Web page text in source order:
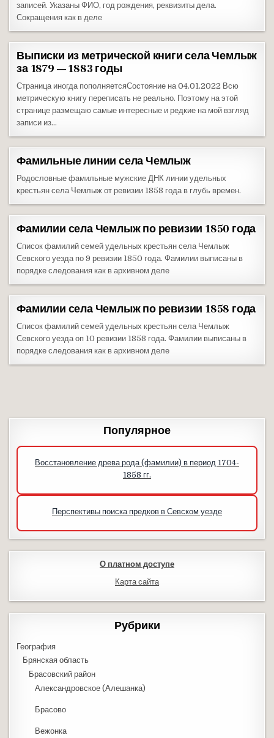
записей. Указаны ФИО, год рождения, реквизиты дела.
Сокращения как в деле
Выписки из метрической книги села Чемлыж
за 1879 — 1883 годы
Страница иногда пополняетсяСостояние на 04.01.2022 Всю
метрическую книгу переписать не реально. Поэтому на этой
странице размещаю самые интересные и редкие на мой взгляд
записи из…
Фамильные линии села Чемлыж
Родословные фамильные мужские ДНК линии удельных
крестьян села Чемлыж от ревизии 1858 года в глубь времен.
Фамилии села Чемлыж по ревизии 1850 года
Список фамилий семей удельных крестьян села Чемлыж
Севского уезда по 9 ревизии 1850 года. Фамилии выписаны в
порядке следования как в архивном деле
Фамилии села Чемлыж по ревизии 1858 года
Список фамилий семей удельных крестьян села Чемлыж
Севского уезда оп 10 ревизии 1858 года. Фамилии выписаны в
порядке следования как в архивном деле
Популярное
Восстановление древа рода (фамилии) в период 1704-
1858 гг.
Перспективы поиска предков в Севском уезде
О платном доступе
Карта сайта
Рубрики
География
Брянская область
Брасовский район
Александровское (Алешанка)
Брасово
Вежонка